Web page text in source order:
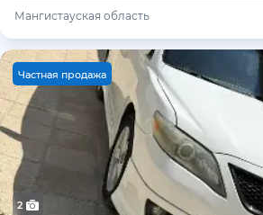
Мангистауская область
Частная продажа
2